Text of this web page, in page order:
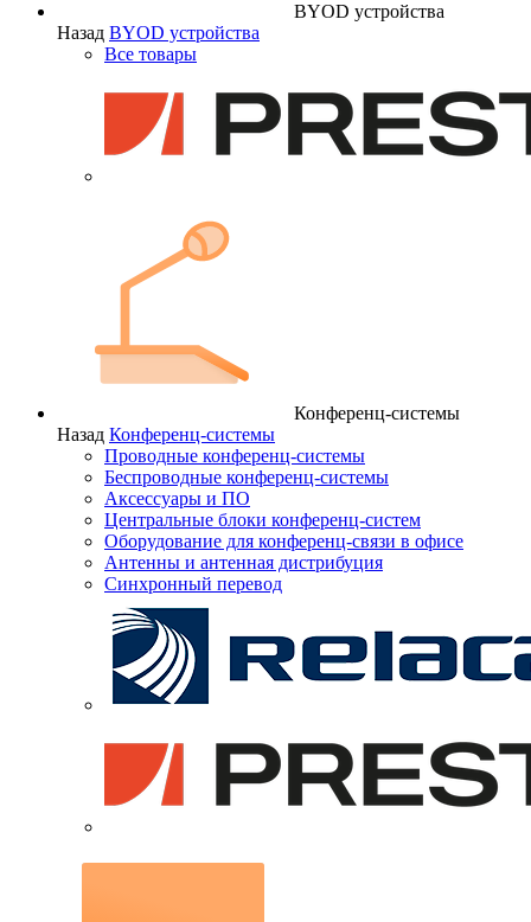
BYOD устройства
Назад BYOD устройства
Все товары
Конференц-системы
Назад Конференц-системы
Проводные конференц-системы
Беспроводные конференц-системы
Аксессуары и ПО
Центральные блоки конференц-систем
Оборудование для конференц-связи в офисе
Антенны и антенная дистрибуция
Синхронный перевод